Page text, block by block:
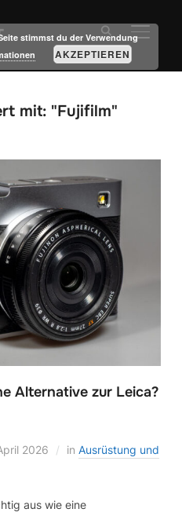
mit: "Fujifilm"
Alternative zur Leica?
2026 in Ausrüstung und
aus wie eine
stimmst du der Verwendung
AKZEPTIEREN